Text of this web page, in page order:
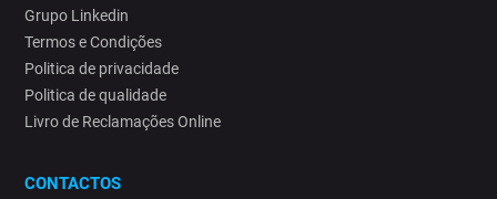
Grupo Linkedin
Termos e Condições
Politica de privacidade
Politica de qualidade
Livro de Reclamações Online
CONTACTOS